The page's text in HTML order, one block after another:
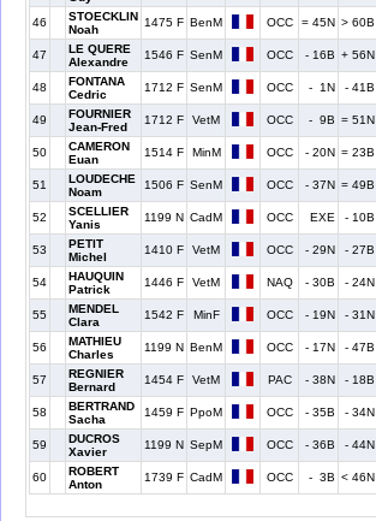
46
STOECKLIN
Noah
1475 F BenM OCC = 45N > 60B
47
LE QUERE
Alexandre
1546 F SenM OCC - 16B + 56N
48
FONTANA
Cedric
1712 F SenM OCC - 1N - 41B
49
FOURNIER
Jean-Fred
1712 F VetM OCC - 9B = 51N
50
CAMERON
Euan
1514 F MinM OCC - 20N = 23B
51
LOUDECHE
Noam
1506 F SenM OCC - 37N = 49B
52
SCELLIER
Yanis
1199 N CadM OCC EXE - 10B
53
PETIT
Michel
1410 F VetM OCC - 29N - 27B
54
HAUQUIN
Patrick
1446 F VetM NAQ - 30B - 24N
55
MENDEL
Clara
1542 F MinF OCC - 19N - 31N
56
MATHIEU
Charles
1199 N BenM OCC - 17N - 47B
57
REGNIER
Bernard
1454 F VetM PAC - 38N - 18B
58
BERTRAND
Sacha
1459 F PpoM OCC - 35B - 34N
59
DUCROS
Xavier
1199 N SepM OCC - 36B - 44N
60
ROBERT
Anton
1739 F CadM OCC - 3B < 46N